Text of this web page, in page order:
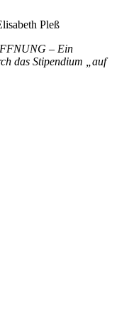
Pleß
– Ein
das Stipendium „auf